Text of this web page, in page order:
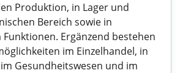
Produktion, in Lager und
Bereich sowie in
Ergänzend bestehen
im Einzelhandel, in
Gesundheitswesen und im